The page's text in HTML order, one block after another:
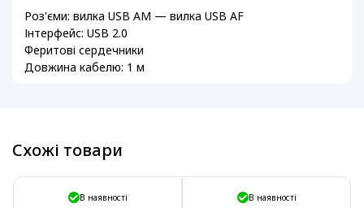
Роз'єми: вилка USB AM — вилка USB AF
Інтерфейс: USB 2.0
Феритові сердечники
Довжина кабелю: 1 м
Схожі товари
В наявності В наявності